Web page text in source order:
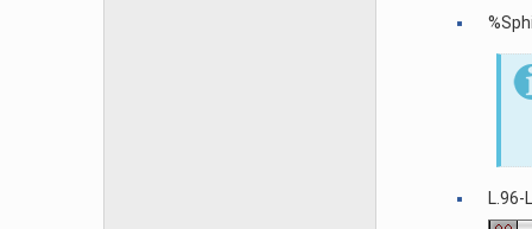
L.96-